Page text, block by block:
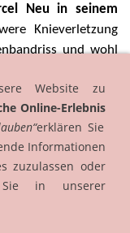
Neu in seinem
Knieverletzung
und wohl
Website zu
Online-Erlebnis
erklären Sie
Informationen
zuzulassen oder
in unserer